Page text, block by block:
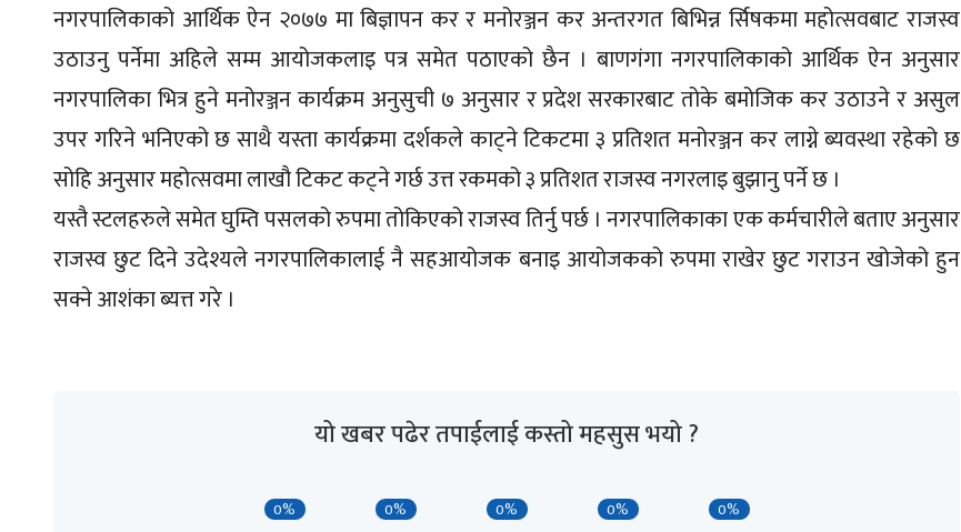
नगरपालिकाको आर्थिक ऐन २०७७ मा बिज्ञापन कर र मनोरञ्जन कर अन्तरगत बिभिन्न र्सिषकमा महोत्सवबाट राजस्व
उठाउनु पर्नेमा अहिले सम्म आयोजकलाइ पत्र समेत पठाएको छैन । बाणगंगा नगरपालिकाको आर्थिक ऐन अनुसार
नगरपालिका भित्र हुने मनोरञ्जन कार्यक्रम अनुसुची ७ अनुसार र प्रदेश सरकारबाट तोके बमोजिक कर उठाउने र असुल
उपर गरिने भनिएको छ साथै यस्ता कार्यक्रमा दर्शकले काट्ने टिकटमा ३ प्रतिशत मनोरञ्जन कर लाग्ने ब्यवस्था रहेको छ
सोहि अनुसार महोत्सवमा लाखौ टिकट कट्ने गर्छ उत्त रकमको ३ प्रतिशत राजस्व नगरलाइ बुझानु पर्ने छ ।
यस्तै स्टलहरुले समेत घुम्ति पसलको रुपमा तोकिएको राजस्व तिर्नु पर्छ । नगरपालिकाका एक कर्मचारीले बताए अनुसार
राजस्व छुट दिने उदेश्यले नगरपालिकालाई नै सहआयोजक बनाइ आयोजकको रुपमा राखेर छुट गराउन खोजेको हुन
सक्ने आशंका ब्यत्त गरे ।
यो खबर पढेर तपाईलाई कस्तो महसुस भयो ?
0% 0% 0% 0% 0%